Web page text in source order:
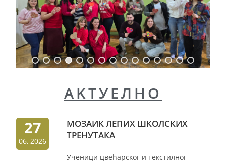
AKTУEЛНО
27
06, 2026
МОЗАИК ЛЕПИХ ШКОЛСКИХ
ТРЕНУТАКА
Ученици цвећарског и текстилног